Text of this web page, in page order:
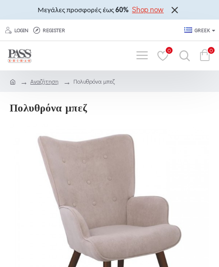
Μεγάλες προσφορές έως 60% Shop now
LOGIN REGISTER GREEK
0 0
Αναζήτηση Πολυθρόνα μπεζ
Πολυθρόνα μπεζ